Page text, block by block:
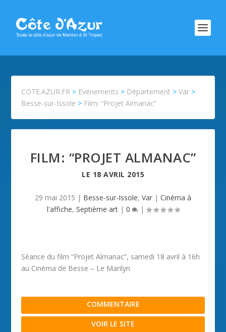
COTE.AZUR.FR > Evénements > Département >Var >
Besse-sur-Issole > Film: “Projet Almanac”
FILM: “PROJET ALMANAC”
LE 18 AVRIL 2015
29 mai 2015 | Besse-sur-Issole, Var | Cinéma à
l'affiche, Septième art| 0 |
Séance du film “Projet Almanac”, samedi 18 avril à 16h
au Cinéma de Besse – Le Marilyn
COMMENTAIRE
VOIR LE SITE